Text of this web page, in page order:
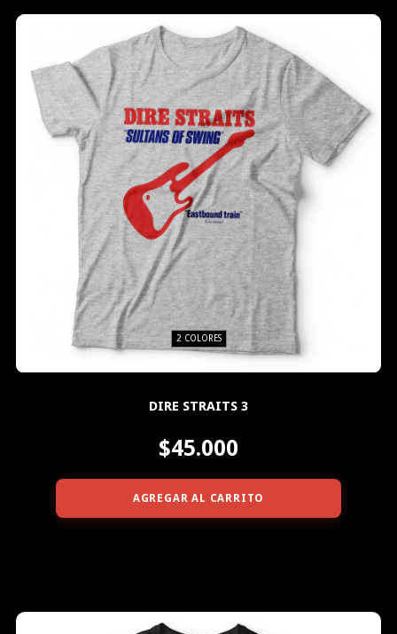
2 COLORES
DIRE STRAITS 3
$45.000
AGREGAR AL CARRITO